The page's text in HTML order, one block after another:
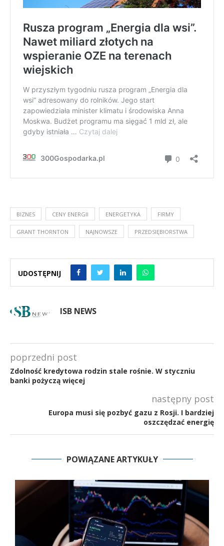
BIZNES CENY ENERGII ENERGETYKA FIRMY
GRANT THORNTON NAJNOWSZE PRZEDSIĘBIORSTWA
UDOSTĘPNIJ
ISB NEWS
poprzedni post
Zdolność kredytowa rodzin stale rośnie. W styczniu
banki pożyczą więcej
następny post
Europa musi się pozbyć gazu z Rosji. I bardziej
oszczędzać energię
POWIĄZANE ARTYKUŁY